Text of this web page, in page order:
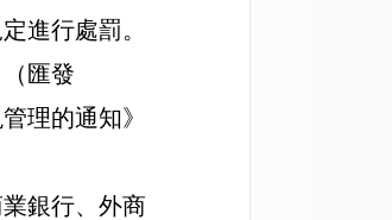
進行處罰。
匯發
理的通知》
銀行、外商